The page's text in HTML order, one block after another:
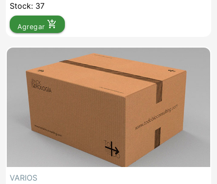
Stock: 37
Agregar add_shopping_cart
VARIOS